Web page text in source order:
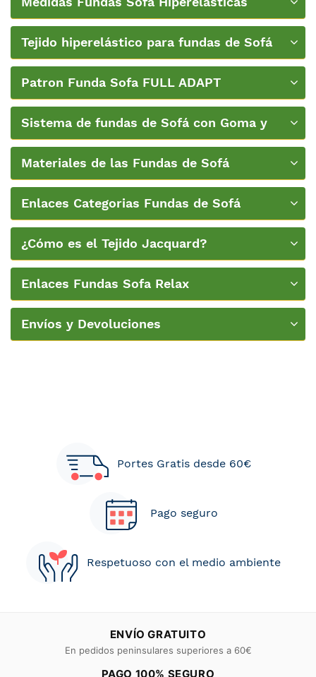
Tejido hiperelástico para fundas de Sofá
Patron Funda Sofa FULL ADAPT
Sistema de fundas de Sofá con Goma y
Materiales de las Fundas de Sofá
Enlaces Categorias Fundas de Sofá
¿Cómo es el Tejido Jacquard?
Enlaces Fundas Sofa Relax
Envíos y Devoluciones
Portes Gratis desde 60€
Pago seguro
Respetuoso con el medio ambiente
ENVÍO GRATUITO
En pedidos peninsulares superiores a 60€
PAGO 100% SEGURO